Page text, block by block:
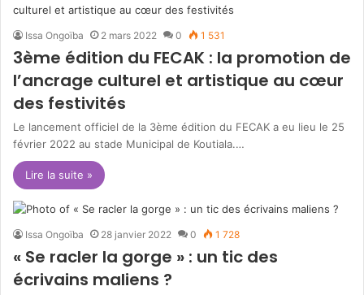
Issa Ongoïba 2 mars 2022 0 1 531
3ème édition du FECAK : la promotion de
l’ancrage culturel et artistique au cœur
des festivités
Le lancement officiel de la 3ème édition du FECAK a eu lieu le 25
février 2022 au stade Municipal de Koutiala.…
Lire la suite »
Issa Ongoïba 28 janvier 2022 0 1 728
« Se racler la gorge » : un tic des
écrivains maliens ?